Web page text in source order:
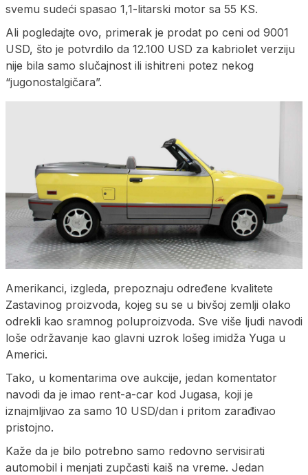
svemu sudeći spasao 1,1-litarski motor sa 55 KS.
Ali pogledajte ovo, primerak je prodat po ceni od 9001
USD, što je potvrdilo da 12.100 USD za kabriolet verziju
nije bila samo slučajnost ili ishitreni potez nekog
“jugonostalgičara”.
Amerikanci, izgleda, prepoznaju određene kvalitete
Zastavinog proizvoda, kojeg su se u bivšoj zemlji olako
odrekli kao sramnog poluproizvoda. Sve više ljudi navodi
loše održavanje kao glavni uzrok lošeg imidža Yuga u
Americi.
Tako, u komentarima ove aukcije, jedan komentator
navodi da je imao rent-a-car kod Jugasa, koji je
iznajmljivao za samo 10 USD/dan i pritom zarađivao
pristojno.
Kaže da je bilo potrebno samo redovno servisirati
automobil i menjati zupčasti kaiš na vreme. Jedan